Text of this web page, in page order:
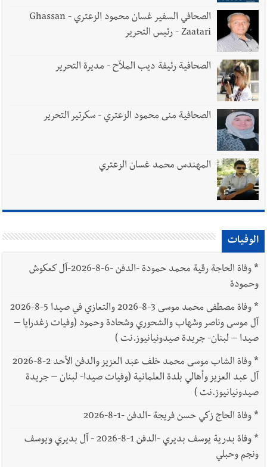
الصحافي السفير غسان محمود الزعتري - Ghassan
Zaatari - رئيس التحرير
الصحافية رئيفة ديب الملاّح - مديرة التحرير
الصحافية منى محمود الزعتري - سكرتير التحرير
المهندس محمد غسان الزعتري
الوفيات
*
وفاة الحاجة رقية محمد حمودة -الدفن -6-8-2026-آل كعكوش
وحمودة
*
وفاة مصطفى محمد موسى 3-8-2026 والتعازي في صيدا 5-8-2026
آل موسى وناصر وشهاب والشحوري وشحادة وحمود (وفيات زغدرايا –
صيدا – لبنان- جريدة صيدونيانيوز.نت )
*
وفاة الشاب موسى محمد خلف عبد العزيز والدفن الأحد 2-8-2026
آل عبد العزيز وأهالي بلدة العلمانية (وفيات صيدا- لبنان – جريدة
صيدونيانيوز.نت )
*وفاة الحاج زكي حسن فريجة -الدفن -1-8-2026
*
وفاة بدرية يوسف بديري -الدفن 1-8-2026 - آل بديري ويوسف
ونجم وحبلي